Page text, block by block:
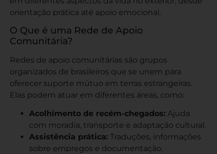
orientação prática até apoio emocional.
O Que é uma Rede de Apoio
Comunitária?
Redes de apoio comunitárias são grupos
organizados de brasileiros que se unem para
oferecer suporte mútuo em terras estrangeiras.
Elas podem atuar em diferentes áreas, como:
Acolhimento de recém-chegados: Ajuda
com moradia, transporte e adaptação cultural.
Assistência prática: Traduções, informações
sobre empregos e documentação.